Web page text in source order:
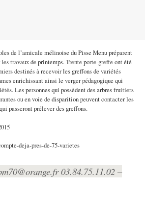
de l’amicale mélinoise du Pisse Menu préparent
travaux de printemps. Trente porte-greffe ont été
destinés à recevoir les greffons de variétés
enrichissant ainsi le verger pédagogique qui
Les personnes qui possèdent des arbres fruitiers
ou en voie de disparition peuvent contacter les
passeront prélever des greffons.
03.84.75.11.02 –